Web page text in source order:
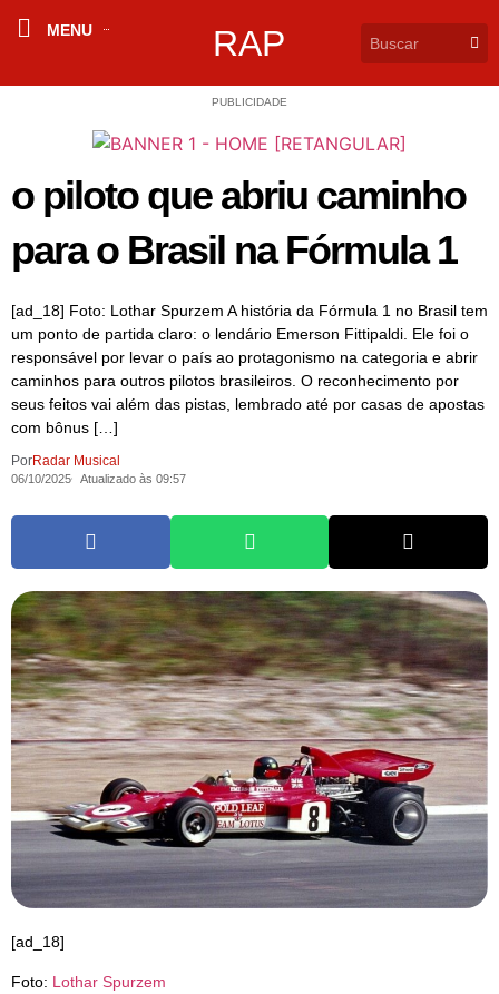
MENU RAP
PUBLICIDADE
o piloto que abriu caminho
para o Brasil na Fórmula 1
[ad_18] Foto: Lothar Spurzem A história da Fórmula 1 no Brasil tem
um ponto de partida claro: o lendário Emerson Fittipaldi. Ele foi o
responsável por levar o país ao protagonismo na categoria e abrir
caminhos para outros pilotos brasileiros. O reconhecimento por
seus feitos vai além das pistas, lembrado até por casas de apostas
com bônus […]
PorRadar Musical
06/10/2025 Atualizado às 09:57
[ad_18]
Foto: Lothar Spurzem